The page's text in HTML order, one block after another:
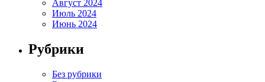
Август 2024
Июль 2024
Июнь 2024
Рубрики
Без рубрики